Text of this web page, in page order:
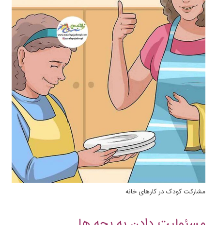
مشارکت کودک در کارهای خانه